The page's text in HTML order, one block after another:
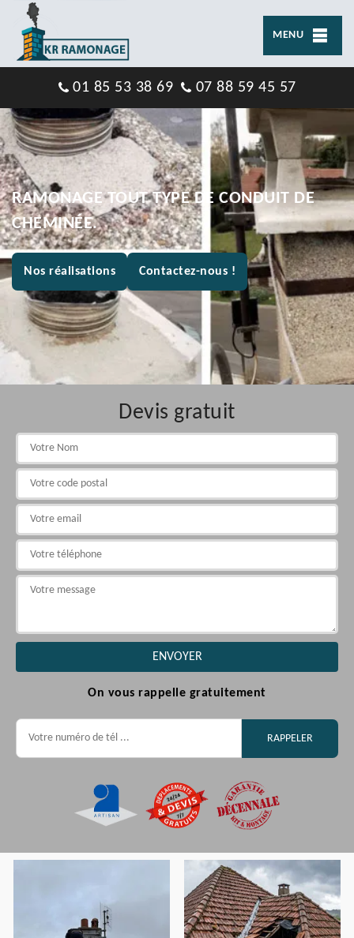
MENU
01 85 53 38 69 07 88 59 45 57
RAMONAGE TOUT TYPE DE CONDUIT DE
CHEMINÉE.
Nos réalisations Contactez-nous !
Devis gratuit
On vous rappelle gratuitement